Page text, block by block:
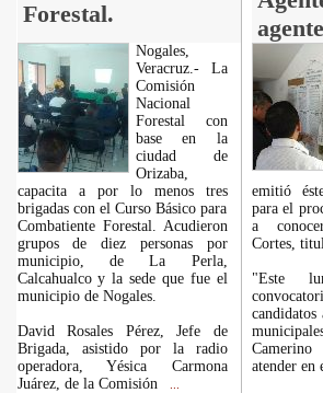
Forestal.
Nogales,
Veracruz.- La
Comisión
Nacional
Forestal con
base en la
ciudad de
Orizaba,
capacita a por lo menos tres
brigadas con el Curso Básico para
Combatiente Forestal. Acudieron
grupos de diez personas por
municipio, de La Perla,
Calcahualco y la sede que fue el
municipio de Nogales.
David Rosales Pérez, Jefe de
Brigada, asistido por la radio
operadora, Yésica Carmona
Juárez, de la Comisión
emitió
para el
a
Cortes,
"Este
candidatos
atender en